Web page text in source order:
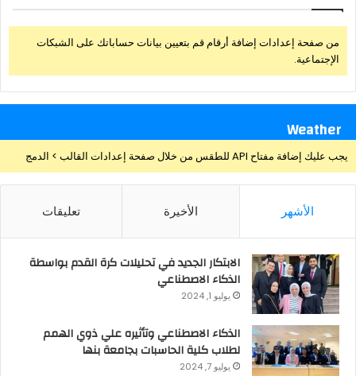
من صفحة إعدادات إضافة أرقام قم بتعيين بيانات حساباتك على الشبكات
الإجتماعية.
Weather
يجب عليك إضافة مفتاح API للطقس من خلال صفحة إعدادات القالب > الدمج
الأشهر الأخيرة تعليقات
الابتكار الجديد في تحليلات كرة القدم بواسطة
الذكاء الاصطناعي
يوليو 1, 2024
الذكاء الاصطناعي وتأثيره علي ذوي الهمم
لطلاب كلية الحاسبات بجامعة بنها
يوليو 7, 2024